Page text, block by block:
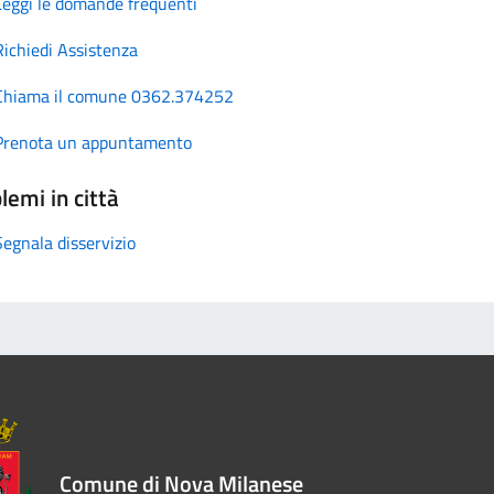
Assistenza
il comune 0362.374252
un appuntamento
in città
disservizio
Comune di Nova Milanese